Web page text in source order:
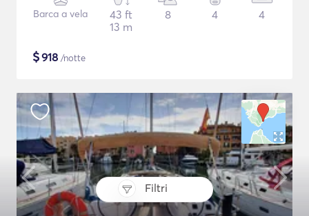
Filtri
Barca a vela
43 ft
13 m
8 4 4
$918 /notte